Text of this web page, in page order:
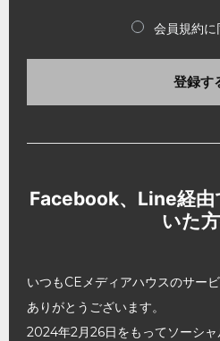
会員規約に
登録す
Facebook、Line経
いた
いつもCEメディアハウスのサー
ありがとうございます。
2024年2月26日をもってソーシ